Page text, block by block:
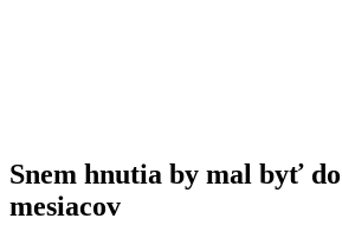
Snem hnutia by mal byť
mesiacov